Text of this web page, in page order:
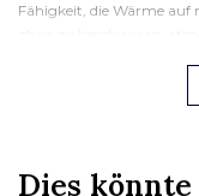
Fähigkeit, die Wärme auf
im Griff und eine
Dies könnte